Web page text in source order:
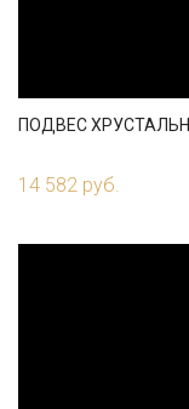
ПОДВЕС
14 582 руб.